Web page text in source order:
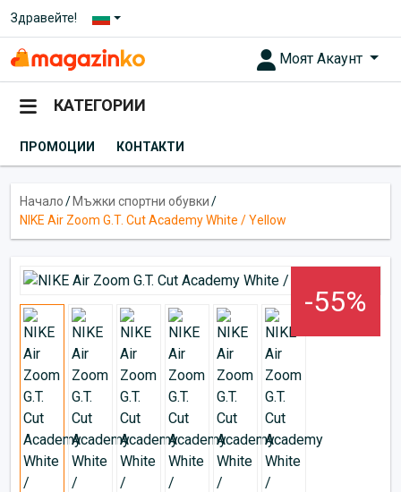
Здравейте!
Моят Акаунт
КАТЕГОРИИ
ПРОМОЦИИ КОНТАКТИ
Начало/ Мъжки спортни обувки/
NIKE Air Zoom G.T. Cut Academy White / Yellow
-55%